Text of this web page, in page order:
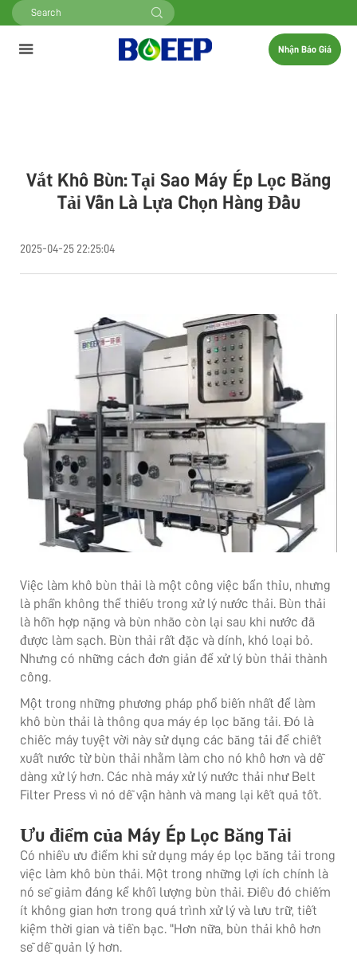
Nhận Báo Giá
Vắt Khô Bùn: Tại Sao Máy Ép Lọc Băng
Tải Vẫn Là Lựa Chọn Hàng Đầu
2025-04-25 22:25:04
Việc làm khô bùn thải là một công việc bẩn thỉu, nhưng
là phần không thể thiếu trong xử lý nước thải. Bùn thải
là hỗn hợp nặng và bùn nhão còn lại sau khi nước đã
được làm sạch. Bùn thải rất đặc và dính, khó loại bỏ.
Nhưng có những cách đơn giản để xử lý bùn thải thành
công.
Một trong những phương pháp phổ biến nhất để làm
khô bùn thải là thông qua máy ép lọc băng tải. Đó là
chiếc máy tuyệt vời này sử dụng các băng tải để chiết
xuất nước từ bùn thải nhằm làm cho nó khô hơn và dễ
dàng xử lý hơn. Các nhà máy xử lý nước thải như Belt
Filter Press vì nó dễ vận hành và mang lại kết quả tốt.
Ưu điểm của Máy Ép Lọc Băng Tải
Có nhiều ưu điểm khi sử dụng máy ép lọc băng tải trong
việc làm khô bùn thải. Một trong những lợi ích chính là
nó sẽ giảm đáng kể khối lượng bùn thải. Điều đó chiếm
ít không gian hơn trong quá trình xử lý và lưu trữ, tiết
kiệm thời gian và tiền bạc. "Hơn nữa, bùn thải khô hơn
sẽ dễ quản lý hơn.